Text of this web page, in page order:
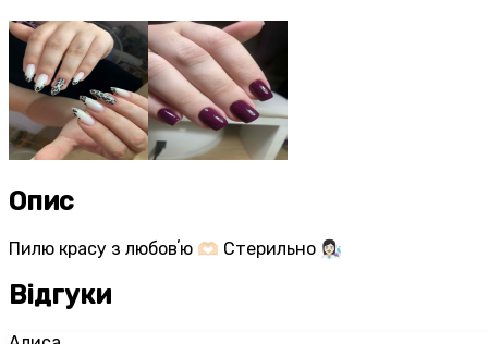
Опис
Пилю красу з любовʼю 🫶🏻 Стерильно 👩🏻‍🔬
Відгуки